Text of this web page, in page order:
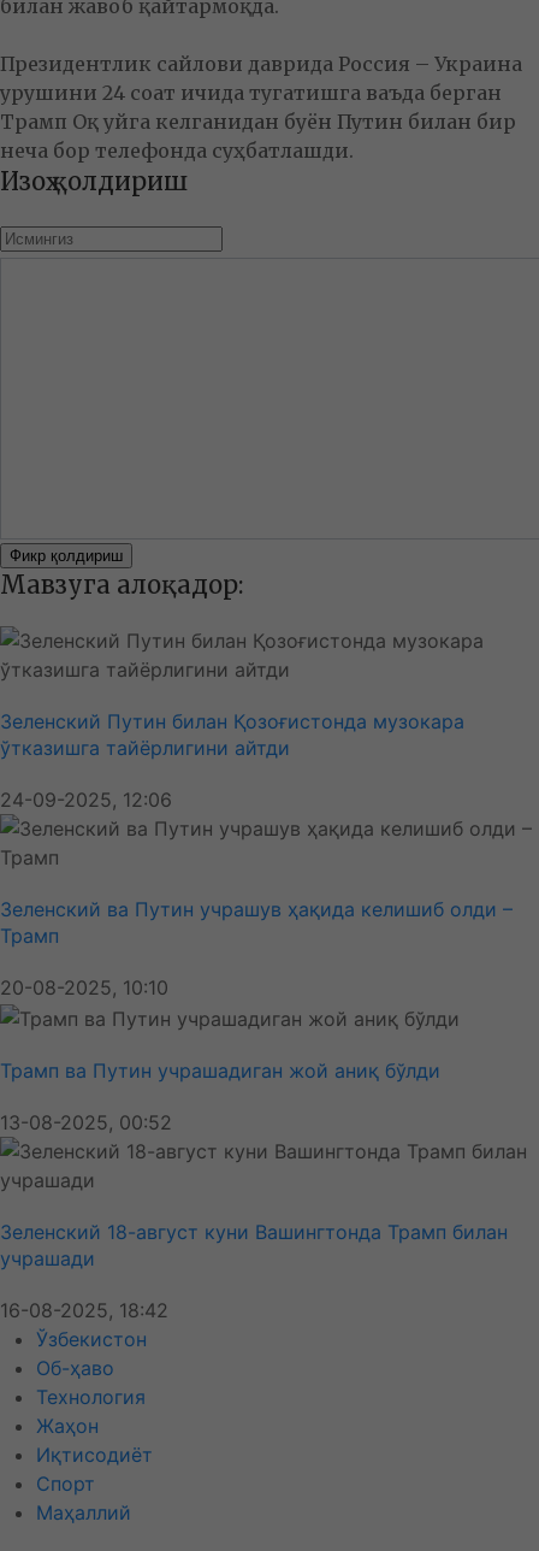
билан жавоб қайтармоқда.
Президентлик сайлови даврида Россия – Украина
урушини 24 соат ичида тугатишга ваъда берган
Трамп Оқ уйга келганидан буён Путин билан бир
неча бор телефонда суҳбатлашди.
Изоҳ қолдириш
Фикр қолдириш
Мавзуга алоқадор:
Зеленский Путин билан Қозоғистонда музокара
ўтказишга тайёрлигини айтди
24-09-2025, 12:06
Зеленский ва Путин учрашув ҳақида келишиб олди –
Трамп
20-08-2025, 10:10
Трамп ва Путин учрашадиган жой аниқ бўлди
13-08-2025, 00:52
Зеленский 18-август куни Вашингтонда Трамп билан
учрашади
16-08-2025, 18:42
Ўзбекистон
Об-ҳаво
Технология
Жаҳон
Иқтисодиёт
Спорт
Маҳаллий